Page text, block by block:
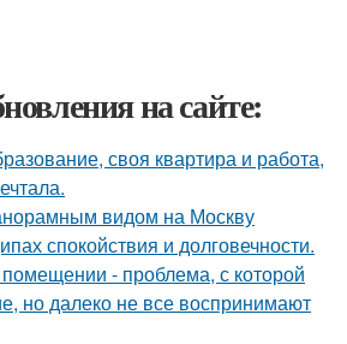
на сайте:
своя квартира и работа,
видом на Москву
спокойствия и долговечности.
- проблема, с которой
но далеко не все воспринимают